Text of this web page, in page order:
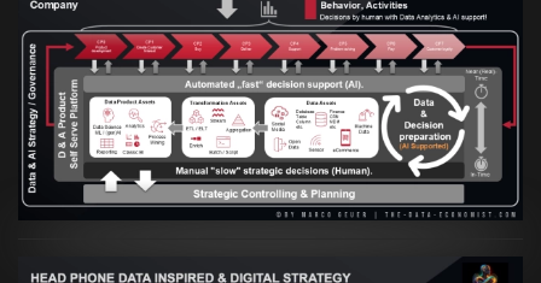
Artikel:Prozesse und Daten müssen Hand
in Hand gehen
VIEW